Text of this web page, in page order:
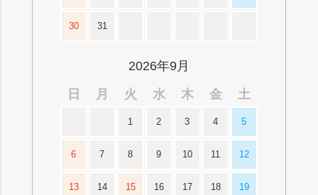
30 31
2026年9月
日
月 火 水 木 金 土
1 2 3 4 5
6 7 8 9 10 11 12
13 14 15 16 17 18 19